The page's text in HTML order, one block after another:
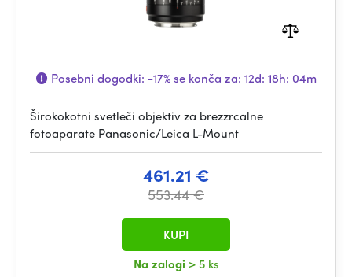
Posebni dogodki: -17%se konča za: 12d: 18h: 04m
Širokokotni svetleči objektiv za brezzrcalne
fotoaparate Panasonic/Leica L-Mount
461.21 €
553.44 €
Na zalogi > 5 ks
KUPI